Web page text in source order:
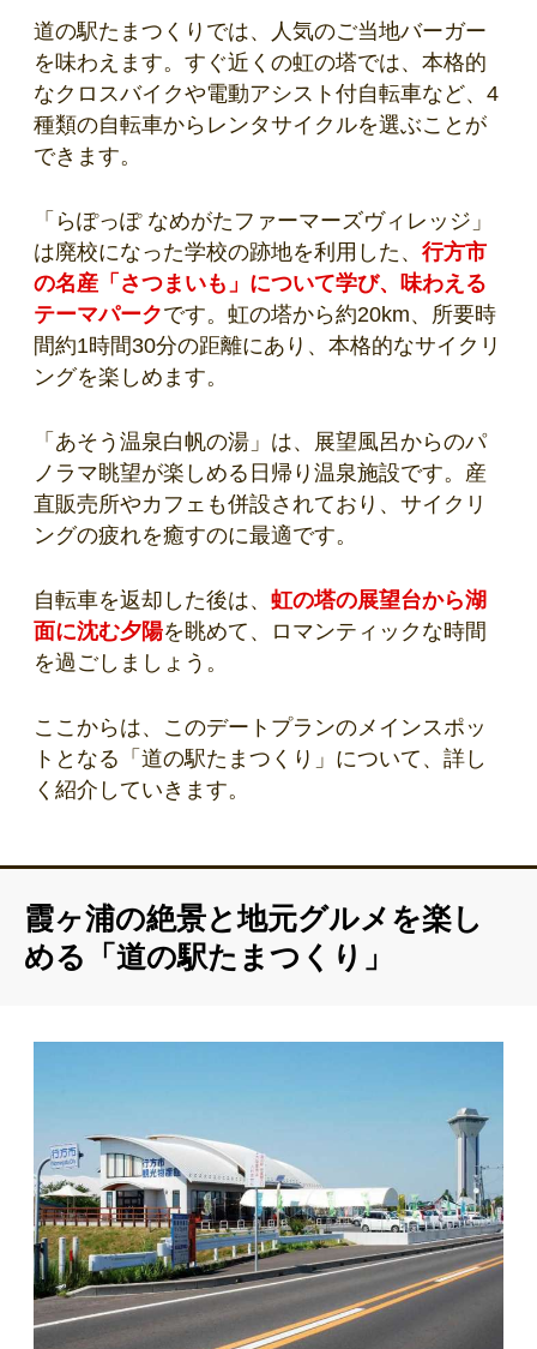
道の駅たまつくりでは、人気のご当地バーガー
を味わえます。すぐ近くの虹の塔では、本格的
なクロスバイクや電動アシスト付自転車など、4
種類の自転車からレンタサイクルを選ぶことが
できます。
「らぽっぽ なめがたファーマーズヴィレッジ」
は廃校になった学校の跡地を利用した、 行方市
の名産「さつまいも」について学び、味わえる
テーマパークです。虹の塔から約20km、所要時
間約1時間30分の距離にあり、本格的なサイクリ
ングを楽しめます。
「あそう温泉白帆の湯」は、展望風呂からのパ
ノラマ眺望が楽しめる日帰り温泉施設です。産
直販売所やカフェも併設されており、サイクリ
ングの疲れを癒すのに最適です。
自転車を返却した後は、 虹の塔の展望台から湖
面に沈む夕陽を眺めて、ロマンティックな時間
を過ごしましょう。
ここからは、このデートプランのメインスポッ
トとなる「道の駅たまつくり」について、詳し
く紹介していきます。
霞ヶ浦の絶景と地元グルメを楽し
める「道の駅たまつくり」